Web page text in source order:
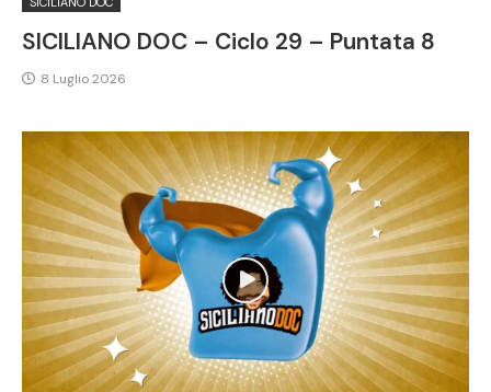
SICILIANO DOC – Ciclo 29 – Puntata 8
8 Luglio 2026